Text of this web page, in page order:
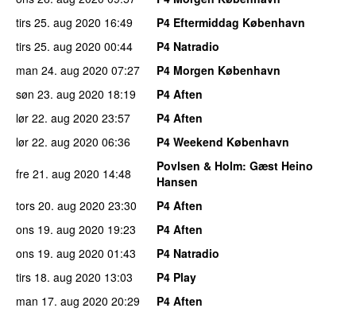
tirs 25. aug 2020 16:49
P4 Eftermiddag København
tirs 25. aug 2020 00:44
P4 Natradio
man 24. aug 2020 07:27
P4 Morgen København
søn 23. aug 2020 18:19
P4 Aften
lør 22. aug 2020 23:57
P4 Aften
lør 22. aug 2020 06:36
P4 Weekend København
fre 21. aug 2020 14:48 Povlsen & Holm: Gæst Heino
Hansen
tors 20. aug 2020 23:30
P4 Aften
ons 19. aug 2020 19:23
P4 Aften
ons 19. aug 2020 01:43
P4 Natradio
tirs 18. aug 2020 13:03
P4 Play
man 17. aug 2020 20:29
P4 Aften